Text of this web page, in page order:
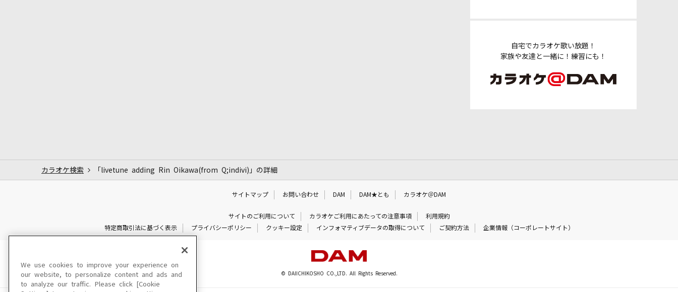
自宅でカラオケ歌い放題！
家族や友達と一緒に！練習にも！
カラオケ検索 「livetune adding Rin Oikawa(from Q;indivi)」の詳細
サイトマップ お問い合わせ DAM DAM★とも カラオケ＠DAM
サイトのご利用について カラオケご利用にあたっての注意事項
利用規約
特定商取引法に基づく表示
プライバシーポリシー クッキー設定 インフォマティブデータの取得について ご契約方法 企業情報（コーポレートサイト）
© DAIICHIKOSHO CO.,LTD. All Rights Reserved.
We use cookies to improve your experience on
our website, to personalize content and ads and
to analyze our traffic. Please click [Cookie